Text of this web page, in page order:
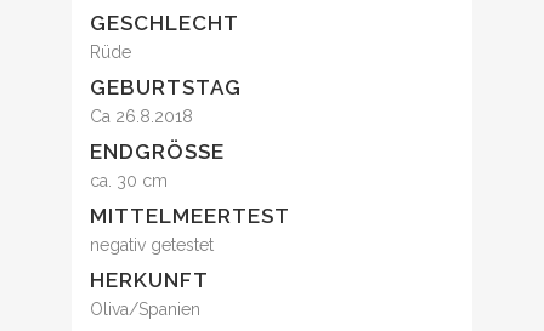
GESCHLECHT
Rüde
GEBURTSTAG
Ca 26.8.2018
ENDGRÖSSE
ca. 30 cm
MITTELMEERTEST
negativ getestet
HERKUNFT
Oliva/Spanien